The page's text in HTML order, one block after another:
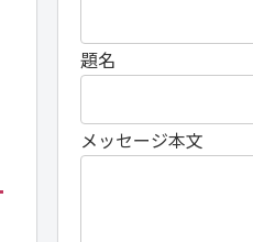
題名
メッセージ本文